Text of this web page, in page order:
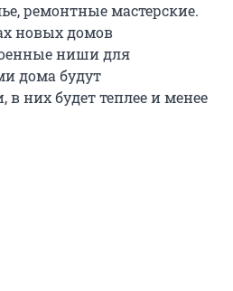
ремонтные мастерские.
новых домов
ниши для
дома будут
них будет теплее и менее